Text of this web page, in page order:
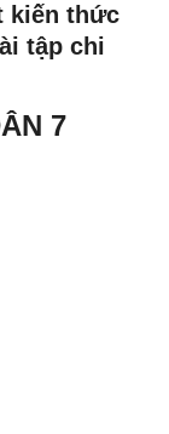
kiến thức
tập chi
7